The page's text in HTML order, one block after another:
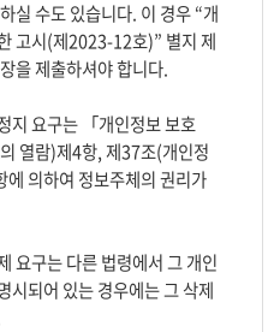
실 수도 있습니다. 이 경우 “개
고시(제2023-12호)” 별지 제
을 제출하셔야 합니다.
지 요구는 「개인정보 보호
열람)제4항, 제37조(개인정
의하여 정보주체의 권리가
요구는 다른 법령에서 그 개인
시되어 있는 경우에는 그 삭제